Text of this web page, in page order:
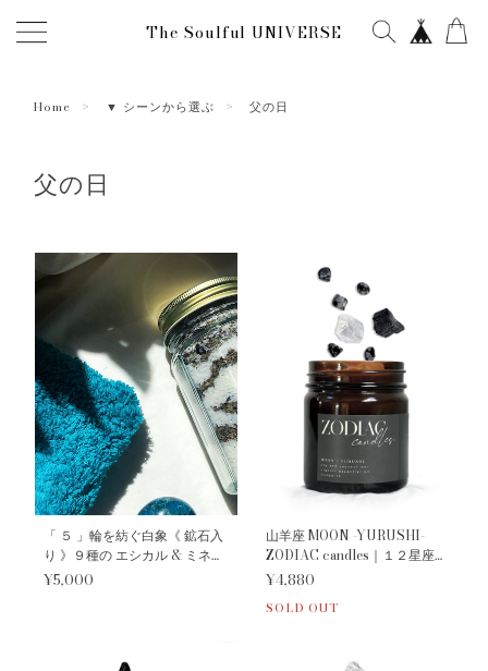
The Soulful UNIVERSE
Home ▼ シーンから選ぶ 父の日
父の日
「 ５ 」輪を紡ぐ白象《 鉱石入
り 》９種の エシカル & ミネラ
ルズ ハーバル バスポプリ｜
into the Aurora ｜チャクラ 浄
¥5,000
山羊座 MOON -YURUSHI-
ZODIAC candles｜１２星座の
守護石キャンドル
¥4,880
SOLD OUT